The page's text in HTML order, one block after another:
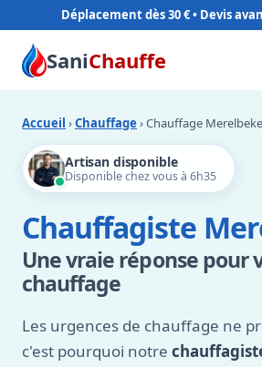
Déplacement dès 30 €
SaniChauffe
Accueil ›Chauffage › Chauffage Merelbeke
Artisan disponible
Disponible chez vous à 6h35
Chauffagiste
Une vraie réponse pour
chauffage
Les urgences de chauffage ne
c'est pourquoi notre